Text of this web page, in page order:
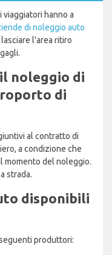
viaggiatori hanno a
di noleggio auto
lasciare l'area ritiro
noleggio di
di
al contratto di
a condizione che
momento del noleggio.
strada.
disponibili
produttori: